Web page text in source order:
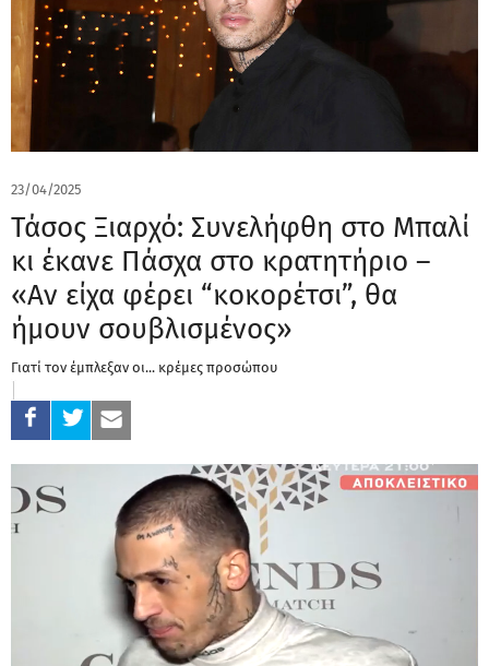
23/04/2025
Τάσος Ξιαρχό: Συνελήφθη στο Μπαλί
κι έκανε Πάσχα στο κρατητήριο –
«Αν είχα φέρει “κοκορέτσι”, θα
ήμουν σουβλισμένος»
Γιατί τον έμπλεξαν οι... κρέμες προσώπου